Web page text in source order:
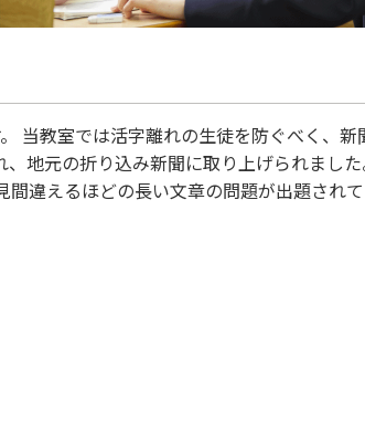
当教室では活字離れの生徒を防ぐべく、
、地元の折り込み新聞に取り上げられまし
間違えるほどの長い文章の問題が出題され